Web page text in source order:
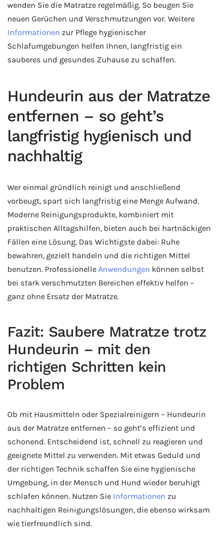
wenden Sie die Matratze regelmäßig. So beugen Sie
neuen Gerüchen und Verschmutzungen vor. Weitere
Informationen zur Pflege hygienischer
Schlafumgebungen helfen Ihnen, langfristig ein
sauberes und gesundes Zuhause zu schaffen.
Hundeurin aus der Matratze
entfernen – so geht’s
langfristig hygienisch und
nachhaltig
Wer einmal gründlich reinigt und anschließend
vorbeugt, spart sich langfristig eine Menge Aufwand.
Moderne Reinigungsprodukte, kombiniert mit
praktischen Alltagshilfen, bieten auch bei hartnäckigen
Fällen eine Lösung. Das Wichtigste dabei: Ruhe
bewahren, gezielt handeln und die richtigen Mittel
benutzen. Professionelle Anwendungen können selbst
bei stark verschmutzten Bereichen effektiv helfen –
ganz ohne Ersatz der Matratze.
Fazit: Saubere Matratze trotz
Hundeurin – mit den
richtigen Schritten kein
Problem
Ob mit Hausmitteln oder Spezialreinigern – Hundeurin
aus der Matratze entfernen – so geht’s effizient und
schonend. Entscheidend ist, schnell zu reagieren und
geeignete Mittel zu verwenden. Mit etwas Geduld und
der richtigen Technik schaffen Sie eine hygienische
Umgebung, in der Mensch und Hund wieder beruhigt
schlafen können. Nutzen Sie Informationen zu
nachhaltigen Reinigungslösungen, die ebenso wirksam
wie tierfreundlich sind.